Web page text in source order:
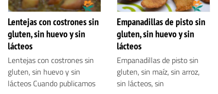
Lentejas con costrones sin
gluten, sin huevo y sin
lácteos
Lentejas con costrones sin
gluten, sin huevo y sin
lácteos Cuando publicamos
Empanadillas de pisto sin
gluten, sin huevo y sin
lácteos
Empanadillas de pisto sin
gluten, sin maíz, sin arroz,
sin lácteos, sin